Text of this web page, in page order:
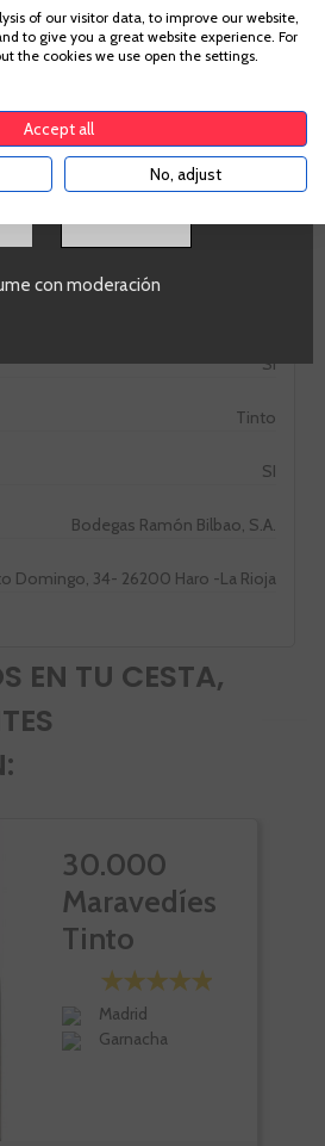
IR A LA BODEGA
Técnica
Si
Tinto
SI
Bodegas Ramón Bilbao, S.A.
Domingo, 34- 26200 Haro -La Rioja
EN TU CESTA,
30.000
Maravedíes
Tinto
Madrid
Garnacha
debes tener la edad legal de
lo cual es suficiente para
si tienes más de18años
con moderación
of our visitor data, to improve our website,
to give you a great website experience. For
the cookies we use open the settings.
Accept all
No, adjust